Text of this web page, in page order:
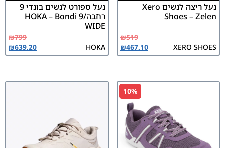
נעל ריצה לנשים Xero
Shoes – Zelen
XERO SHOES
₪519
₪467.10
נעל ספורט לנשים בונדי 9
רחבה/HOKA – Bondi 9
WIDE
HOKA
₪799
₪639.20
10%